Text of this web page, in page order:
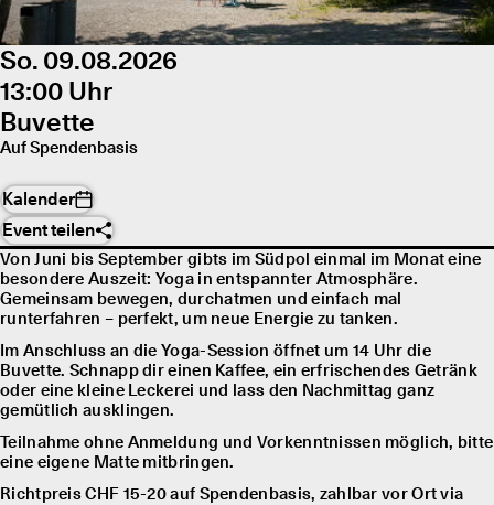
So. 09.08.2026
13:00 Uhr
Buvette
Auf Spendenbasis
Kalender
Event teilen
Von Juni bis September gibts im Südpol einmal im Monat eine
besondere Auszeit: Yoga in entspannter Atmosphäre.
Gemeinsam bewegen, durchatmen und einfach mal
runterfahren – perfekt, um neue Energie zu tanken.
Im Anschluss an die Yoga-Session öffnet um 14 Uhr die
Buvette. Schnapp dir einen Kaffee, ein erfrischendes Getränk
oder eine kleine Leckerei und lass den Nachmittag ganz
gemütlich ausklingen.
Teilnahme ohne Anmeldung und Vorkenntnissen möglich, bitte
eine eigene Matte mitbringen.
Richtpreis CHF 15-20 auf Spendenbasis, zahlbar vor Ort via